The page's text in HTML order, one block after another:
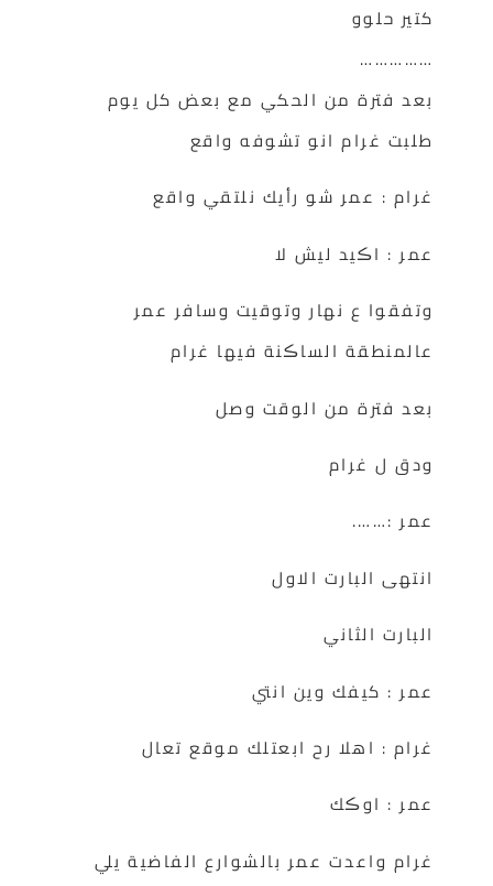
كتير حلوو
……………
بعد فترة من الحكي مع بعض كل يوم
طلبت غرام انو تشوفه واقع
غرام : عمر شو رأيك نلتقي واقع
عمر : اڪيد ليش لا
وتفقوا ع نهار وتوقيت وسافر عمر
عالمنطقة الساڪنة فيها غرام
بعد فترة من الوقت وصل
ودق ل غرام
عمر :…….
انتهى البارت الاول
البارت الثاني
عمر : كيفك وين انتي
غرام : اهلا رح ابعتلك موقع تعال
عمر : اوڪك
غرام واعدت عمر بالشوارع الفاضية يلي